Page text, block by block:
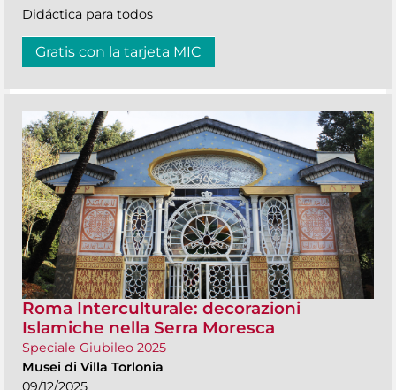
Didáctica para todos
Gratis con la tarjeta MIC
Roma Interculturale: decorazioni
Islamiche nella Serra Moresca
Speciale Giubileo 2025
Musei di Villa Torlonia
09/12/2025